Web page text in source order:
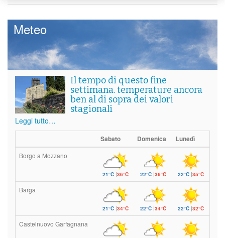
Meteo
Il tempo di questo fine
settimana. temperature ancora
ben al di sopra dei valori
stagionali
Leggi tutto…
Sabato Domenica Lunedì
Borgo a Mozzano
21°C|36°C 22°C|36°C 22°C |35°C
Barga
21°C|34°C 22°C|34°C 22°C |32°C
Castelnuovo Garfagnana